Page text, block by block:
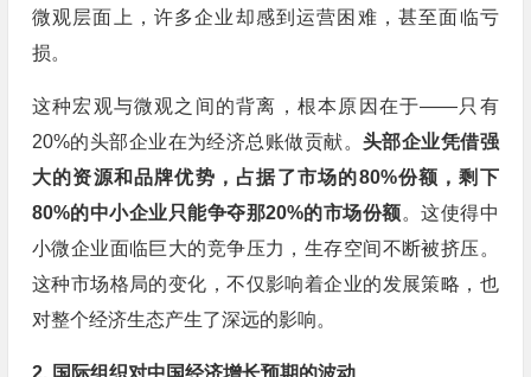
微观层面上，许多企业却感到运营困难，甚至面临亏
损。
这种宏观与微观之间的背离，根本原因在于——只有
20%的头部企业在为经济总账做贡献。头部企业凭借强
大的资源和品牌优势，占据了市场的80%份额，剩下
80%的中小企业只能争夺那20%的市场份额。这使得中
小微企业面临巨大的竞争压力，生存空间不断被挤压。
这种市场格局的变化，不仅影响着企业的发展策略，也
对整个经济生态产生了深远的影响。
2. 国际组织对中国经济增长预期的波动